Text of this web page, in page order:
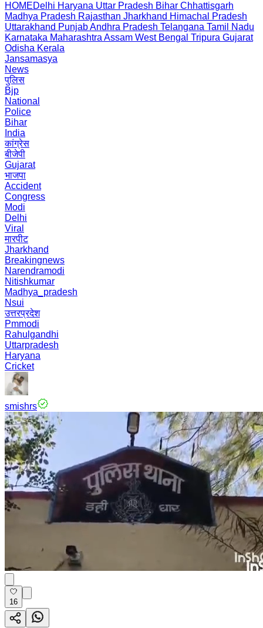
HOMEDelhi Haryana Uttar Pradesh Bihar Chhattisgarh
Madhya Pradesh Rajasthan Jharkhand Himachal Pradesh
Uttarakhand PunjabAndhra Pradesh Telangana Tamil Nadu
Karnataka Maharashtra Assam West Bengal Tripura Gujarat
Odisha Kerala
Jansamasya
News
पुलिस
Bjp
National
Police
Bihar
India
कांग्रेस
बीजेपी
Gujarat
भाजपा
Accident
Congress
Modi
Delhi
Viral
मारपीट
Jharkhand
Breakingnews
Narendramodi
Nitishkumar
Madhya_pradesh
Nsui
उत्तरप्रदेश
Pmmodi
Rahulgandhi
Uttarpradesh
Haryana
Cricket
smishrs
16